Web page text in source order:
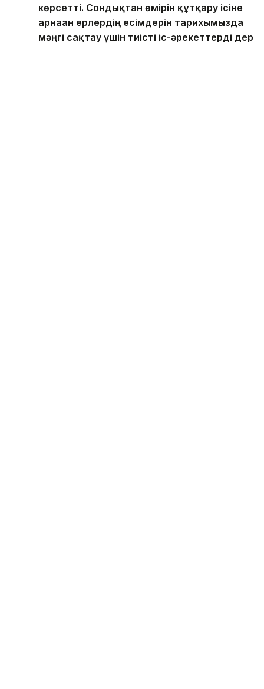
көрсетті. Сондықтан өмірін құтқару ісіне
арнаған ерлердің есімдерін тарихымызда
мәңгі сақтау үшін тиісті іс-әрекеттерді дер